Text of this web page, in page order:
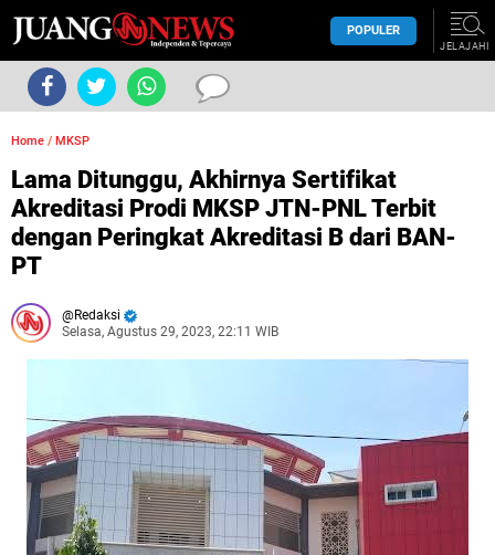
POPULER
JELAJAHI
Home / MKSP
Lama Ditunggu, Akhirnya Sertifikat
Akreditasi Prodi MKSP JTN-PNL Terbit
dengan Peringkat Akreditasi B dari BAN-
PT
Redaksi
Selasa, Agustus 29, 2023, 22:11 WIB